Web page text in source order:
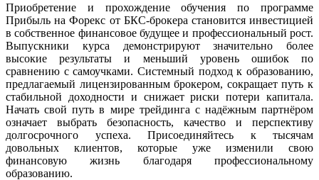
Приобретение и прохождение обучения по программе
Прибыль на Форекс от БКС-брокера становится инвестицией
в собственное финансовое будущее и профессиональный рост.
Выпускники курса демонстрируют значительно более
высокие результаты и меньший уровень ошибок по
сравнению с самоучками. Системный подход к образованию,
предлагаемый лицензированным брокером, сокращает путь к
стабильной доходности и снижает риски потери капитала.
Начать свой путь в мире трейдинга с надёжным партнёром
означает выбрать безопасность, качество и перспективу
долгосрочного успеха. Присоединяйтесь к тысячам
довольных клиентов, которые уже изменили свою
финансовую жизнь благодаря профессиональному
образованию.